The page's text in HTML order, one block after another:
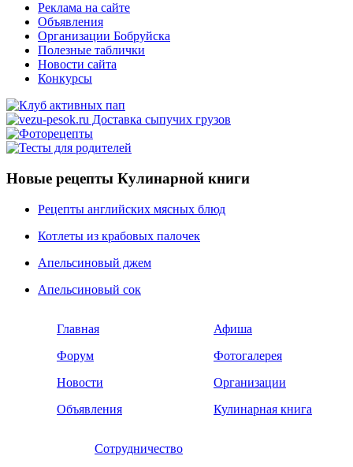
Реклама на сайте
Объявления
Организации Бобруйска
Полезные таблички
Новости сайта
Конкурсы
Новые рецепты Кулинарной книги
Рецепты английских мясных блюд
Котлеты из крабовых палочек
Апельсиновый джем
Апельсиновый сок
Главная
Форум
Новости
Объявления
Афиша
Фотогалерея
Организации
Кулинарная книга
Сотрудничество